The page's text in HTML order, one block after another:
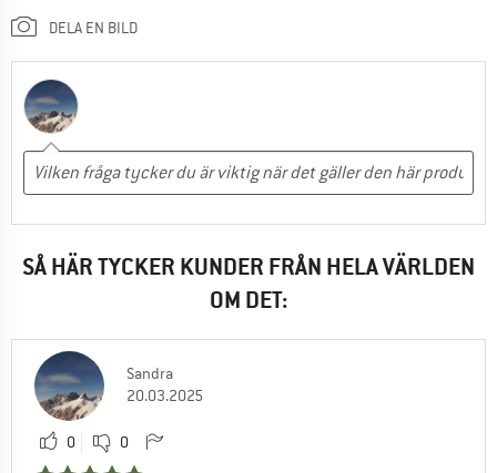
DELA EN BILD
SÅ HÄR TYCKER KUNDER FRÅN HELA VÄRLDEN
OM DET:
Sandra
20.03.2025
0 0